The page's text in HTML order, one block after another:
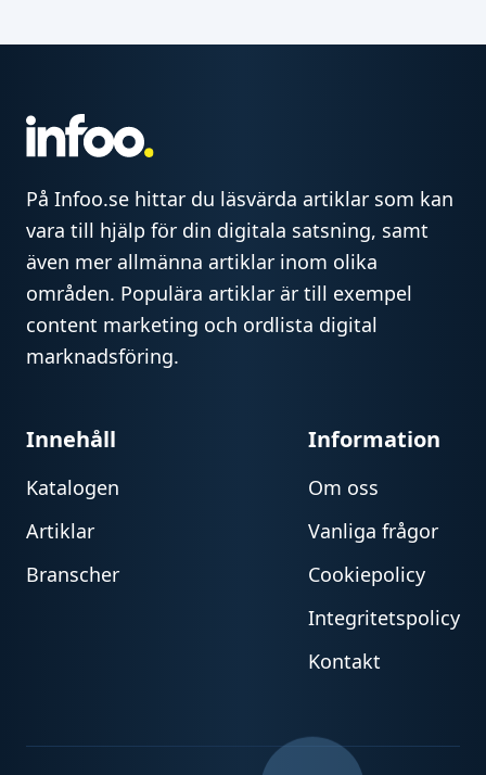
På Infoo.se hittar du läsvärda artiklar som kan
vara till hjälp för din digitala satsning, samt
även mer allmänna artiklar inom olika
områden. Populära artiklar är till exempel
content marketing och ordlista digital
marknadsföring.
Innehåll
Katalogen
Artiklar
Branscher
Information
Om oss
Vanliga frågor
Cookiepolicy
Integritetspolicy
Kontakt